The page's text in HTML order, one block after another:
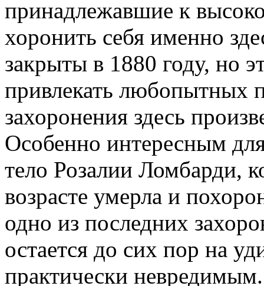
принадлежавшие к
хоронить себя именно
закрыты в 1880 году, но
привлекать любопытных
захоронения здесь
Особенно интересным
тело Розалии Ломбарди,
возрасте умерла и
одно из последних
остается до сих пор на
практически невредимым.